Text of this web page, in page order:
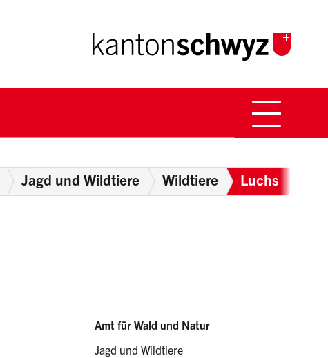
Breadcrumb
Jagd und Wildtiere Wildtiere Luchs
Sidebar
Adresse
Amt für Wald und Natur
Jagd und Wildtiere